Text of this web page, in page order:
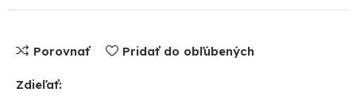
Porovnať Pridať do obľúbených
Zdieľať: